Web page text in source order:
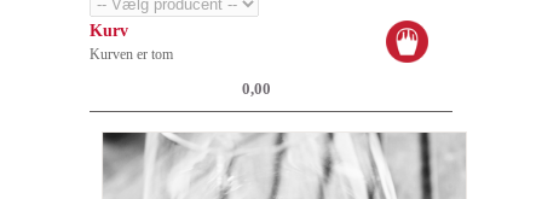
Kurv
Kurven er tom
0,00